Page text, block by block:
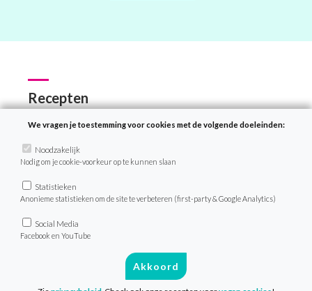
Recepten
Zoek recept
Menu van de dag
Weekmenu’s
VeganChallenge
Over de VeganChallenge
Veelgestelde vragen
We vragen je toestemming voor cookies met de volgende doeleinden:
Noodzakelijk
Nodig om je cookie-voorkeur op te kunnen slaan
Statistieken
Anonieme statistieken om de site te verbeteren (first-party & Google Analytics)
Social Media
Facebook en YouTube
Akkoord